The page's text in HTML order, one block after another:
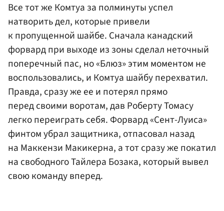
Все тот же Комтуа за полминуты успел
натворить дел, которые привели
к пропущенной шайбе. Сначала канадский
форвард при выходе из зоны сделал неточный
поперечный пас, но «Блюз» этим моментом не
воспользовались, и Комтуа шайбу перехватил.
Правда, сразу же ее и потерял прямо
перед своими воротам, дав Роберту Томасу
легко переиграть себя. Форвард «Сент-Луиса»
финтом убрал защитника, отпасовал назад
на Маккензи Макикерна, а тот сразу же покатил
на свободного Тайлера Бозака, который вывел
свою команду вперед.